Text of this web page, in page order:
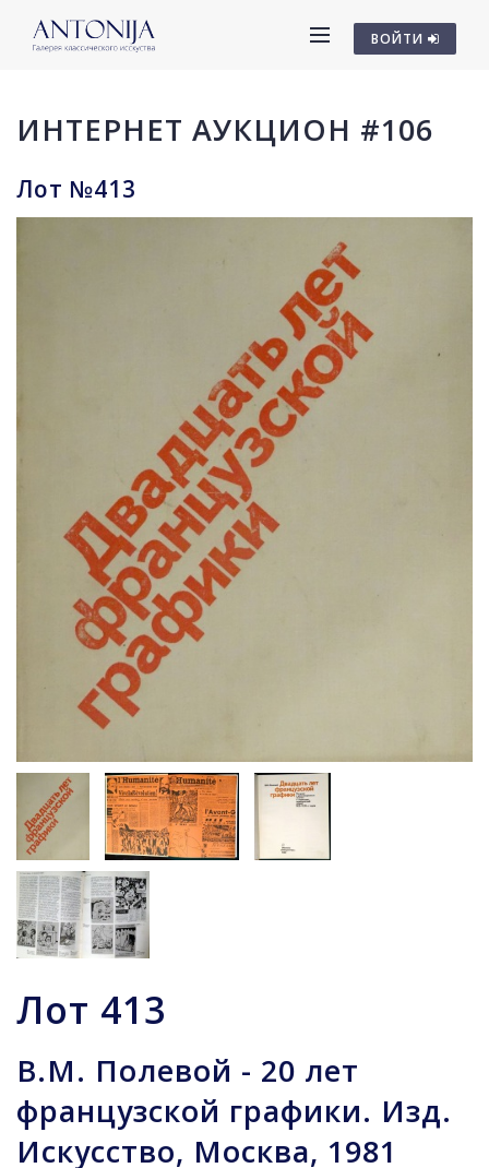
ВОЙТИ
ИНТЕРНЕТ АУКЦИОН #106
Лот №413
Лот 413
В.М. Полевой - 20 лет
французской графики. Изд.
Искусство, Москва, 1981